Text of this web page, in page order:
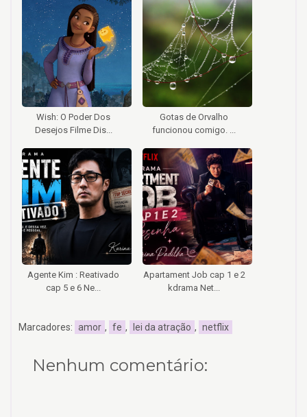
Wish: O Poder Dos
Desejos Filme Dis...
Gotas de Orvalho
funcionou comigo. ...
Agente Kim : Reativado
cap 5 e 6 Ne...
Apartament Job cap 1 e 2
kdrama Net...
Marcadores: amor , fe , lei da atração , netflix
Nenhum comentário: